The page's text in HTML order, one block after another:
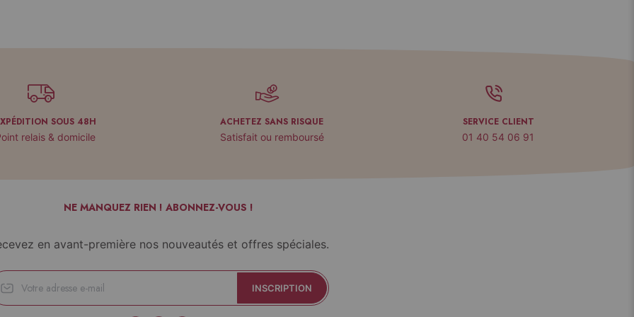
SOUS 48H
relais & domicile
ACHETEZ SANS RISQUE
Satisfait ou remboursé
SERVICE CLIENT
01 40 54 06 91
NE MANQUEZ RIEN ! ABONNEZ-VOUS !
en avant-première nos nouveautés et offres spéciales.
INSCRIPTION